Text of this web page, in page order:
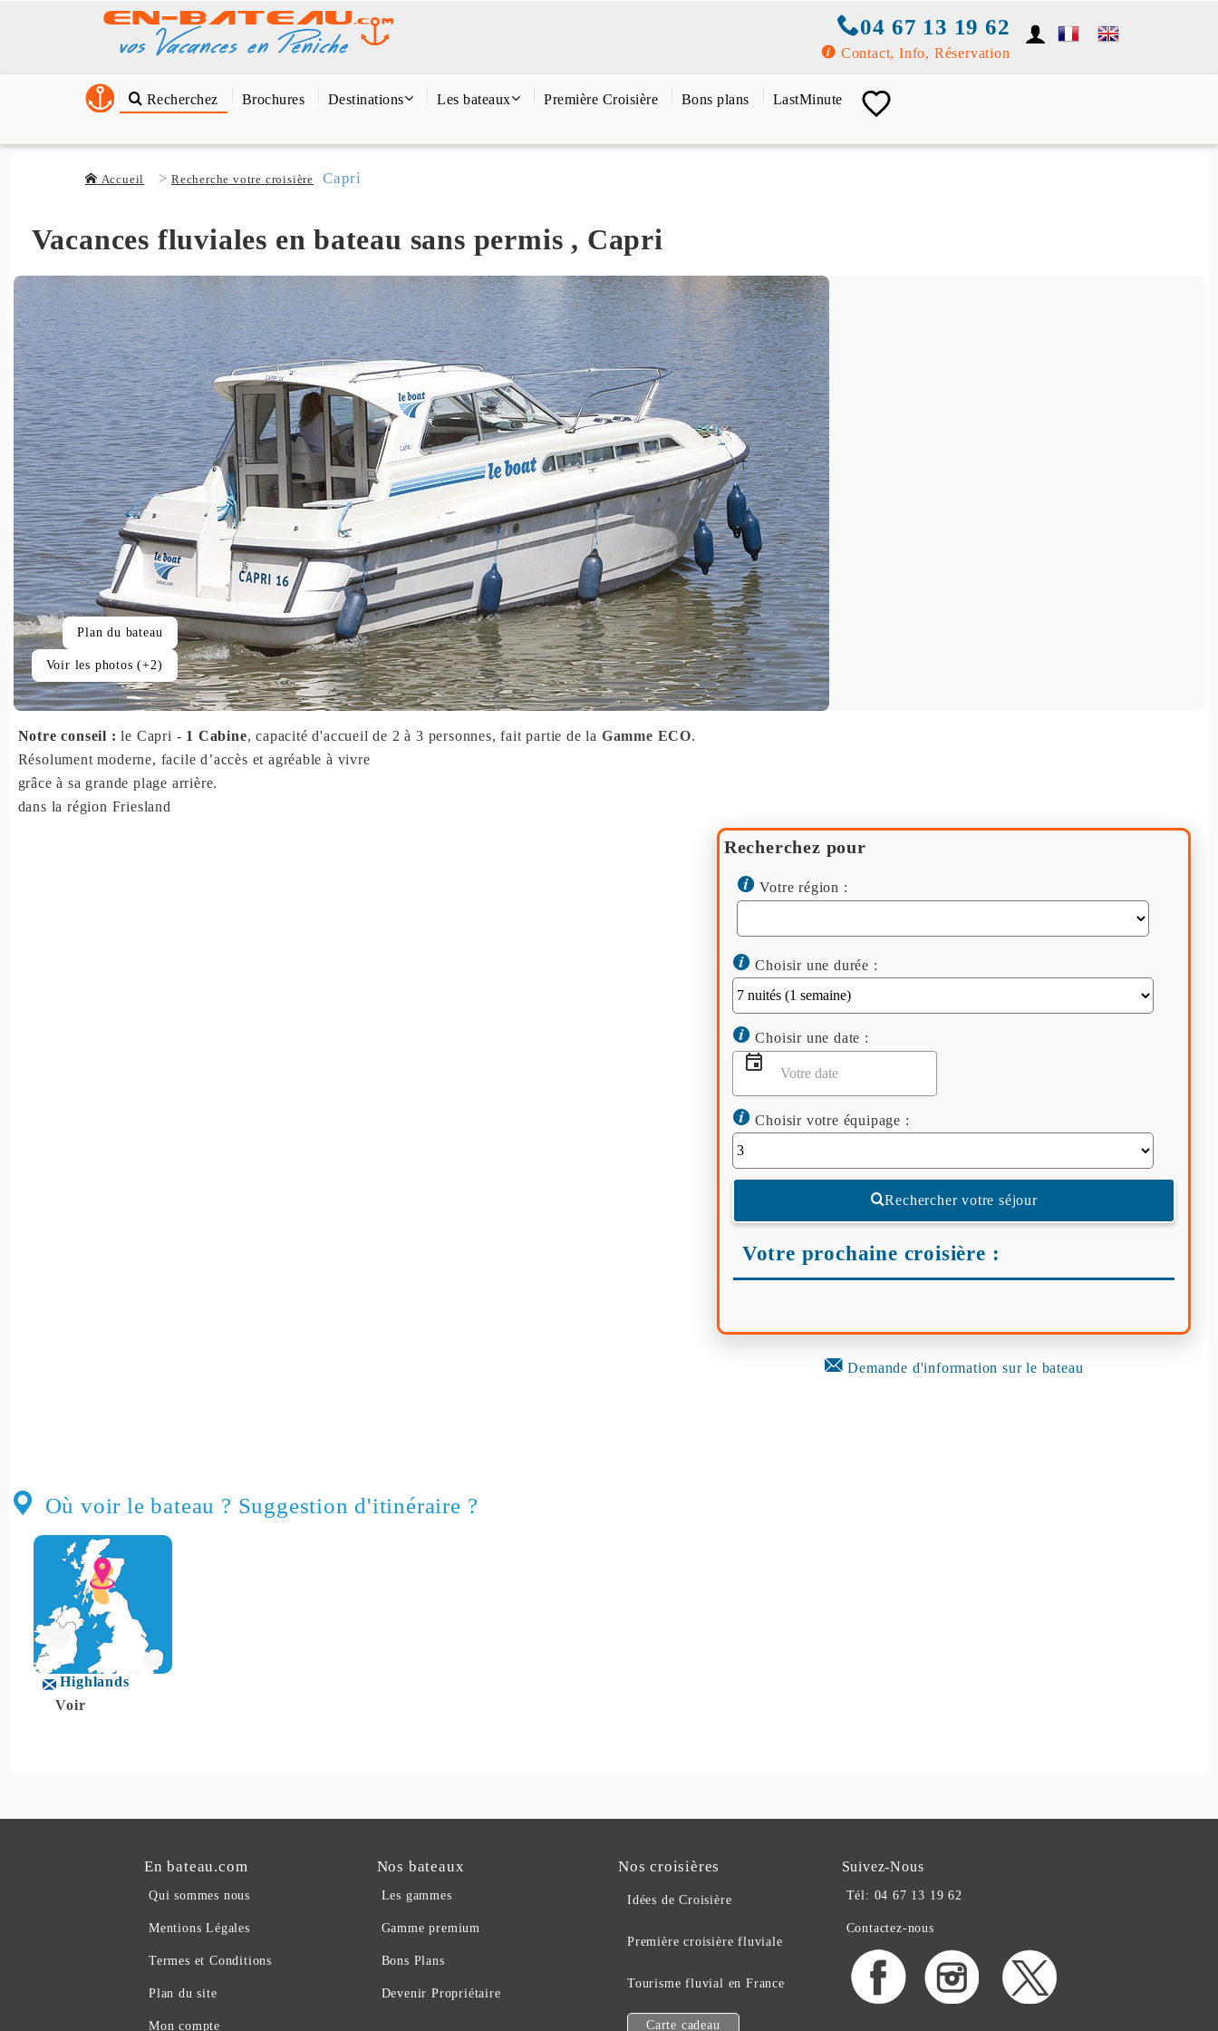
04 67 13 19 62
Contact, Info, Réservation
Recherchez Brochures Destinations Les bateaux Première Croisière Bons plans LastMinute
Accueil Recherche votre croisière Capri
Vacances fluviales en bateau sans permis , Capri
Plan du bateau
Voir les photos (+2)
Notre conseil :le Capri - 1 Cabine, capacité d'accueil de 2 à 3 personnes, fait partie de la Gamme ECO.
Résolument moderne, facile d’accès et agréable à vivre
grâce à sa grande plage arrière.
dans la région Friesland
Recherchez pour
Votre région :
Choisir une durée :
Choisir une date :
Choisir votre équipage :
Rechercher votre séjour
Votre prochaine croisière :
Demande d'information sur le bateau
Où voir le bateau ? Suggestion d'itinéraire ?
Highlands
Voir
En bateau.com
Qui sommes nous
Mentions Légales
Termes et Conditions
Plan du site
Mon compte
Nos bateaux
Les gammes
Gamme premium
Bons Plans
Devenir Propriétaire
Nos croisières
Idées de Croisière
Première croisière fluviale
Tourisme fluvial en France
Carte cadeau
Suivez-Nous
Tél: 04 67 13 19 62
Contactez-nous